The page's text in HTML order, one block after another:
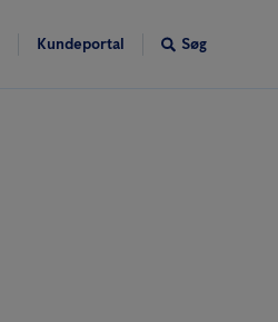
Kundeportal Søg